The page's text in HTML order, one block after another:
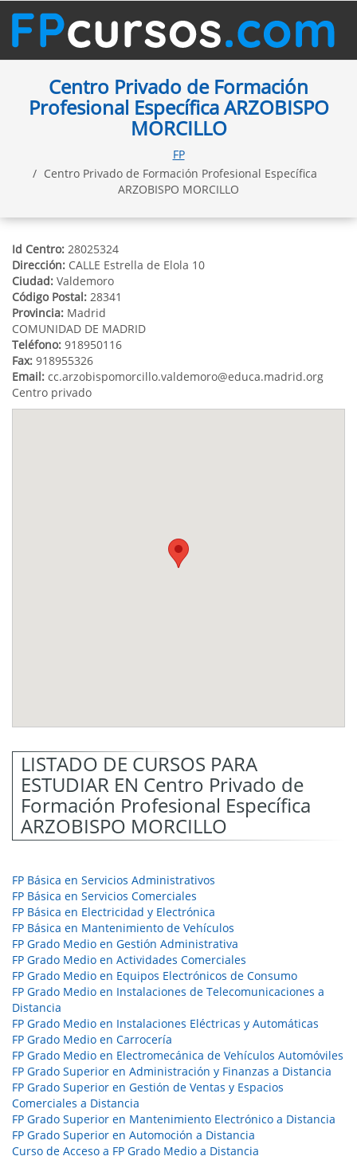
Centro Privado de Formación
Profesional Específica ARZOBISPO
MORCILLO
FP
Centro Privado de Formación Profesional Específica
ARZOBISPO MORCILLO
Id Centro: 28025324
Dirección: CALLE Estrella de Elola 10
Ciudad: Valdemoro
Código Postal: 28341
Provincia: Madrid
COMUNIDAD DE MADRID
Teléfono: 918950116
Fax: 918955326
Email: cc.arzobispomorcillo.valdemoro@educa.madrid.org
Centro privado
LISTADO DE CURSOS PARA
ESTUDIAR EN Centro Privado de
Formación Profesional Específica
ARZOBISPO MORCILLO
FP Básica en Servicios Administrativos
FP Básica en Servicios Comerciales
FP Básica en Electricidad y Electrónica
FP Básica en Mantenimiento de Vehículos
FP Grado Medio en Gestión Administrativa
FP Grado Medio en Actividades Comerciales
FP Grado Medio en Equipos Electrónicos de Consumo
FP Grado Medio en Instalaciones de Telecomunicaciones a
Distancia
FP Grado Medio en Instalaciones Eléctricas y Automáticas
FP Grado Medio en Carrocería
FP Grado Medio en Electromecánica de Vehículos Automóviles
FP Grado Superior en Administración y Finanzas a Distancia
FP Grado Superior en Gestión de Ventas y Espacios
Comerciales a Distancia
FP Grado Superior en Mantenimiento Electrónico a Distancia
FP Grado Superior en Automoción a Distancia
Curso de Acceso a FP Grado Medio a Distancia